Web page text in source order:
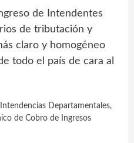
de Intendentes
de tributación y
claro y homogéneo
todo el país de cara al
Intendencias Departamentales,
de Cobro de Ingresos